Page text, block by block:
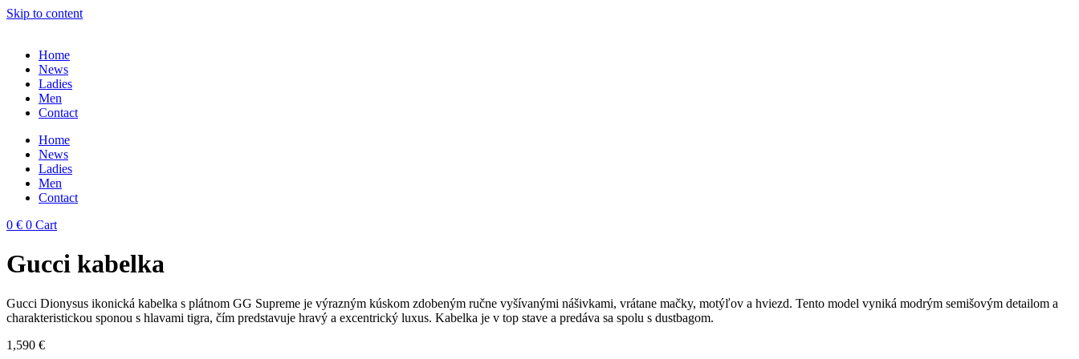
Skip to content
Home
News
Ladies
Men
Contact
Home
News
Ladies
Men
Contact
0 € 0 Cart
Gucci kabelka
Gucci Dionysus ikonická kabelka s plátnom GG Supreme je výrazným kúskom zdobeným ručne vyšívanými nášivkami, vrátane mačky, motýľov a hviezd. Tento model vyniká modrým semišovým detailom a
charakteristickou sponou s hlavami tigra, čím predstavuje hravý a excentrický luxus. Kabelka je v top stave a predáva sa spolu s dustbagom.
1,590 €